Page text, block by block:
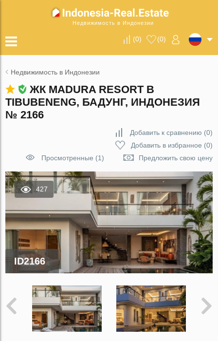
Недвижимость в Индонезии
(0) (0)
Недвижимость в Индонезии
ЖК MADURA RESORT В
TIBUBENENG, БАДУНГ, ИНДОНЕЗИЯ
№ 2166
Добавить к сравнению (0)
Добавить в избранное (0)
Просмотренные (1)
Предложить свою цену
427
ID2166